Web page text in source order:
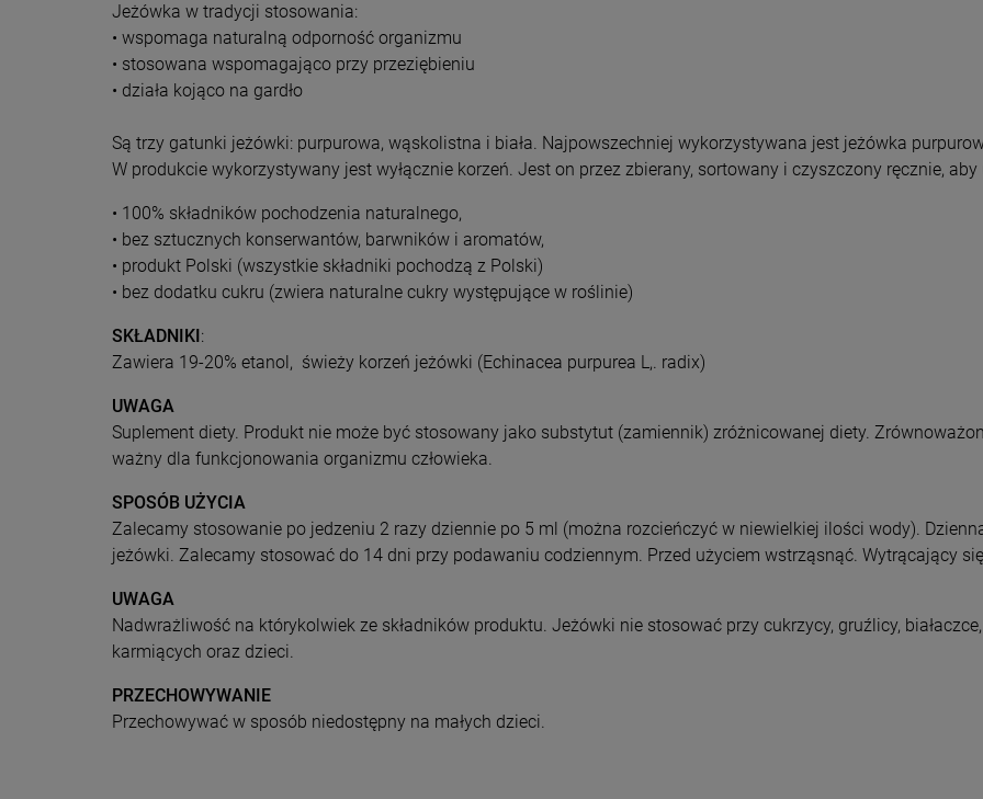
Jeżówka w tradycji stosowania:
• wspomaga naturalną odporność organizmu
• stosowana wspomagająco przy przeziębieniu
• działa kojąco na gardło
Są trzy gatunki jeżówki: purpurowa, wąskolistna i biała. Najpowszechniej wykorzystywana jest jeżówka
W produkcie wykorzystywany jest wyłącznie korzeń. Jest on przez zbierany, sortowany i czyszczony ręcznie,
• 100% składników pochodzenia naturalnego,
• bez sztucznych konserwantów, barwników i aromatów,
• produkt Polski (wszystkie składniki pochodzą z Polski)
• bez dodatku cukru (zwiera naturalne cukry występujące w roślinie)
SKŁADNIKI :
Zawiera 19-20% etanol, świeży korzeń jeżówki (Echinacea purpurea L,. radix)
UWAGA
Suplement diety. Produkt nie może być stosowany jako substytut (zamiennik) zróżnicowanej diety.
ważny dla funkcjonowania organizmu człowieka.
SPOSÓB UŻYCIA
Zalecamy stosowanie po jedzeniu 2 razy dziennie po 5 ml (można rozcieńczyć w niewielkiej ilości wody).
jeżówki. Zalecamy stosować do 14 dni przy podawaniu codziennym. Przed użyciem wstrząsnąć. Wytrącający
UWAGA
Nadwrażliwość na którykolwiek ze składników produktu. Jeżówki nie stosować przy cukrzycy, gruźlicy,
karmiących oraz dzieci.
PRZECHOWYWANIE
Przechowywać w sposób niedostępny na małych dzieci.